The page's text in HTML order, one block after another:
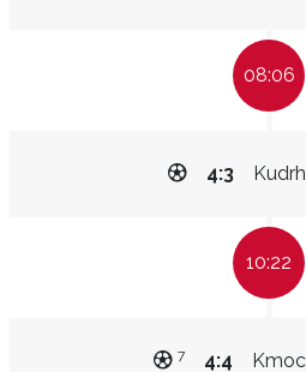
08:06
4:3
10:22
4:4
7